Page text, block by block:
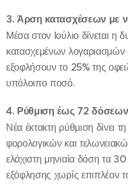
3. Άρση κατασχέσεων με
Μέσα στον Ιούλιο δίνεται η
κατασχεμένων
εξοφλήσουν το 25% της
υπόλοιπο ποσό.
4. Ρύθμιση έως 72
Νέα έκτακτη ρύθμιση δίνει
φορολογικών και
ελάχιστη μηνιαία δόση τα
εξόφλησης χωρίς επιπλέον